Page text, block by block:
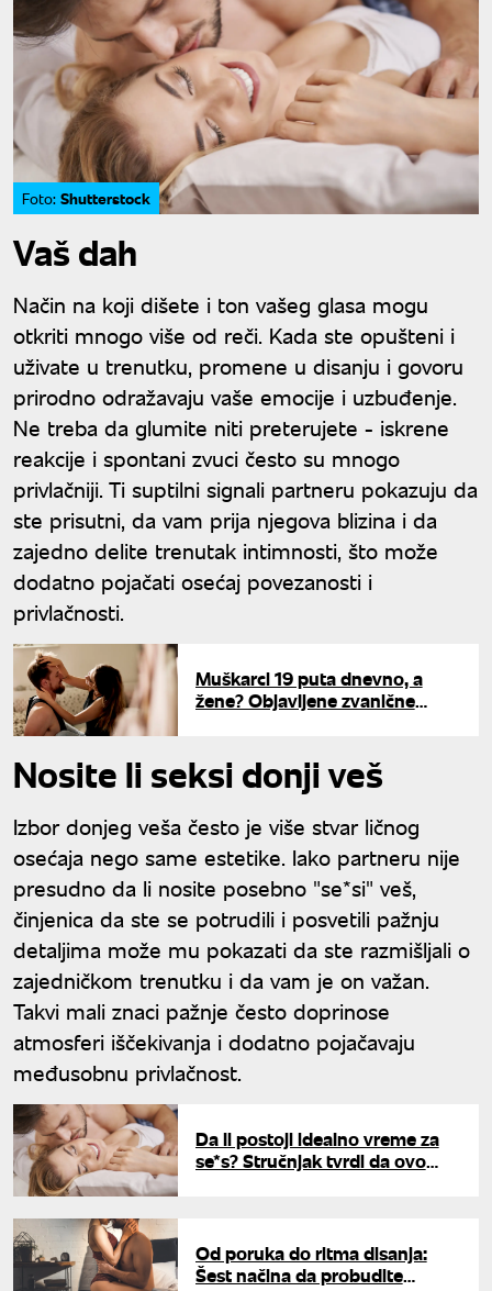
Foto: Shutterstock
Vaš dah
Način na koji dišete i ton vašeg glasa mogu
otkriti mnogo više od reči. Kada ste opušteni i
uživate u trenutku, promene u disanju i govoru
prirodno odražavaju vaše emocije i uzbuđenje.
Ne treba da glumite niti preterujete - iskrene
reakcije i spontani zvuci često su mnogo
privlačniji. Ti suptilni signali partneru pokazuju da
ste prisutni, da vam prija njegova blizina i da
zajedno delite trenutak intimnosti, što može
dodatno pojačati osećaj povezanosti i
privlačnosti.
Muškarci 19 puta dnevno, a
žene? Objavljene zvanične
Nosite li seksi donji veš
Izbor donjeg veša često je više stvar ličnog
osećaja nego same estetike. Iako partneru nije
presudno da li nosite posebno "se*si" veš,
činjenica da ste se potrudili i posvetili pažnju
detaljima može mu pokazati da ste razmišljali o
zajedničkom trenutku i da vam je on važan.
Takvi mali znaci pažnje često doprinose
atmosferi iščekivanja i dodatno pojačavaju
međusobnu privlačnost.
Da li postoji idealno vreme za
se*s? Stručnjak tvrdi da ovo
Od poruka do ritma disanja:
Šest načina da probudite